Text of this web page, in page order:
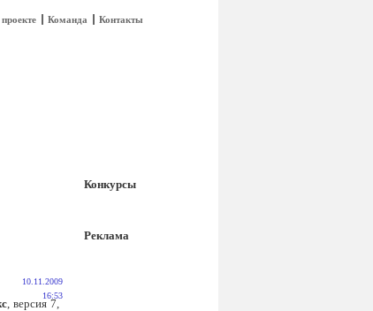
Команда Контакты
10.11.2009
16:53
, версия 7,
Конкурсы
Реклама